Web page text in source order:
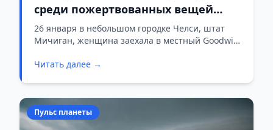
среди пожертвованных вещей
нашли человеческий череп,
завёрнутый в рубашку
26 января в небольшом городке Челси, штат
Мичиган, женщина заехала в местный Goodwill
магазинов, куда американцы привозят
спутницей на тёмно-сером внедорожнике.
Читать далее →
Пульс планеты